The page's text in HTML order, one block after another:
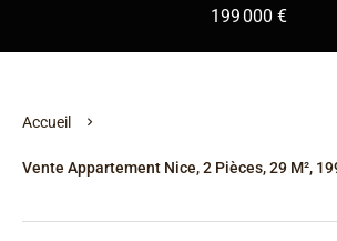
199 000 €
Accueil
Vente Appartement Nice, 2 Pièces, 29 M²,